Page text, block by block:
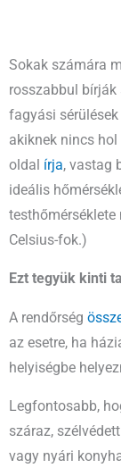
Sokak számára
rosszabbul
fagyási
akiknek nincs
oldal írja, vastag
ideális
testhőmérséklete
Celsius-fok.)
Ezt tegyük kinti
A rendőrség
az esetre, ha
helyiségbe
Legfontosabb,
száraz,
vagy nyári